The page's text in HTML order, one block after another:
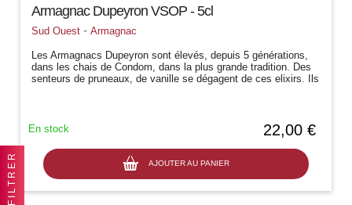
Armagnac Dupeyron VSOP - 5cl
Sud Ouest -Armagnac
Les Armagnacs Dupeyron sont élevés, depuis 5 générations,
dans les chais de Condom, dans la plus grande tradition. Des
senteurs de pruneaux, de vanille se dégagent de ces elixirs. Ils
22,00 €
AJOUTER AU PANIER
En stock
FILTRER